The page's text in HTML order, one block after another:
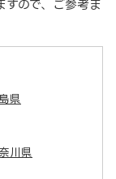
すので、ご参考ま
県
川県